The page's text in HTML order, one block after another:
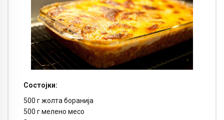
Состојки:
500 г жолта боранија
500 г мелено месо